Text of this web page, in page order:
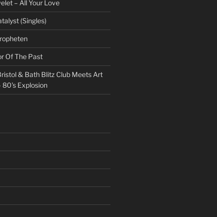
– All Your Love
(Singles)
Of The Past
& Bath Blitz Club Meets Art
Explosion